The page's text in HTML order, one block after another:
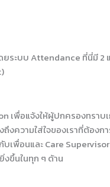
ยระบบ Attendance ที่นี่มี2
เพื่อแจ้งให้ผู้ปกครองทราบ
งความใส่ใจของเราที่ต้อง
เพื่อนและCare Supervisor
ขึ้นในทุก ๆ ด้าน